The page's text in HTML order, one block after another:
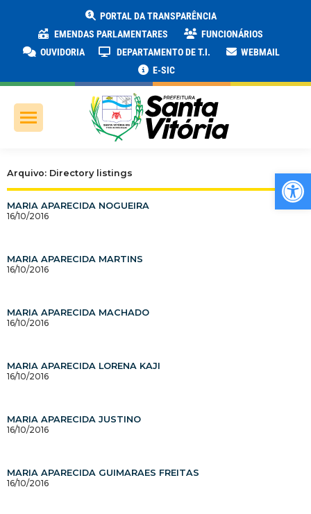
PORTAL DA TRANSPARÊNCIA
EMENDAS PARLAMENTARES
FUNCIONÁRIOS
OUVIDORIA
DEPARTAMENTO DE T.I.
WEBMAIL
E-SIC
Arquivo: Directory listings
MARIA APARECIDA NOGUEIRA
16/10/2016
MARIA APARECIDA MARTINS
16/10/2016
MARIA APARECIDA MACHADO
16/10/2016
MARIA APARECIDA LORENA KAJI
16/10/2016
MARIA APARECIDA JUSTINO
16/10/2016
MARIA APARECIDA GUIMARAES FREITAS
16/10/2016